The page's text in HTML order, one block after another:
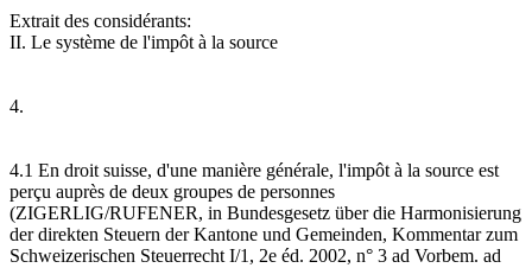
Extrait des considérants:
II. Le système de l'impôt à la source
4.
4.1 En droit suisse, d'une manière générale, l'impôt à la source est
perçu auprès de deux groupes de personnes
(ZIGERLIG/RUFENER, in Bundesgesetz über die Harmonisierung
der direkten Steuern der Kantone und Gemeinden, Kommentar zum
Schweizerischen Steuerrecht I/1, 2e éd. 2002, n° 3 ad Vorbem. ad